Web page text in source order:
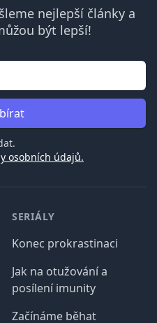
nejlepší články a
být lepší!
osobních údajů.
SERIÁLY
Konec prokrastinaci
Jak na otužování a
posílení imunity
Začínáme běhat